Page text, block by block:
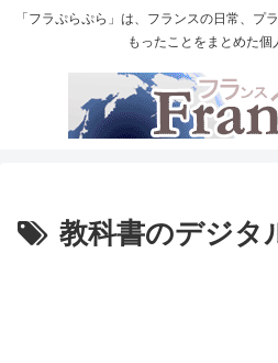
「フラぷらぷら」は、フランスの日常、プ
もったことをまとめた個
教科書のデジタ